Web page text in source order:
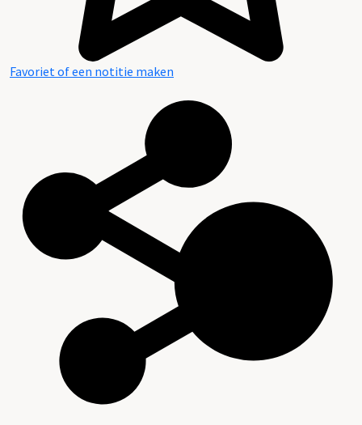
Favoriet of een notitie maken